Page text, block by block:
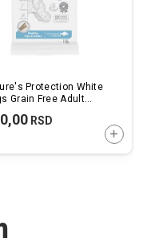
Protection White
Grain Free Adult
sa Belom Ribom
RSD